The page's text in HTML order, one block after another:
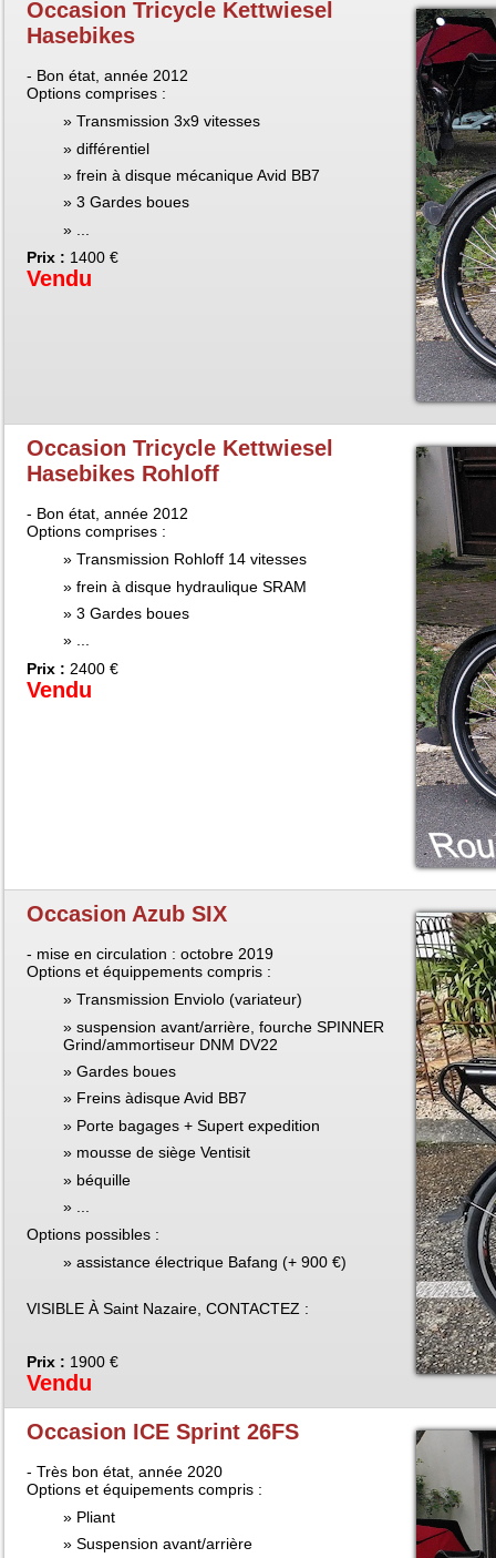
Occasion Tricycle Kettwiesel
Hasebikes
- Bon état, année 2012
Options comprises :
Transmission 3x9 vitesses
différentiel
frein à disque mécanique Avid BB7
3 Gardes boues
Prix : 1400 €
Vendu
Occasion Tricycle Kettwiesel
Hasebikes Rohloff
- Bon état, année 2012
Options comprises :
Transmission Rohloff 14 vitesses
frein à disque hydraulique SRAM
3 Gardes boues
...
Prix : 2400 €
Vendu
Occasion Azub SIX
- mise en circulation : octobre 2019
Options et équippements compris :
Transmission Enviolo (variateur)
suspension avant/arrière, fourche SPINNER
Grind/ammortiseur DNM DV22
Gardes boues
Freins àdisque Avid BB7
Porte bagages + Supert expedition
mousse de siège Ventisit
béquille
Options possibles :
assistance électrique Bafang (+ 900 €)
VISIBLE À Saint Nazaire, CONTACTEZ :
Prix : 1900 €
Vendu
Occasion ICE Sprint 26FS
- Très bon état, année 2020
Options et équipements compris :
Pliant
Suspension avant/arrière